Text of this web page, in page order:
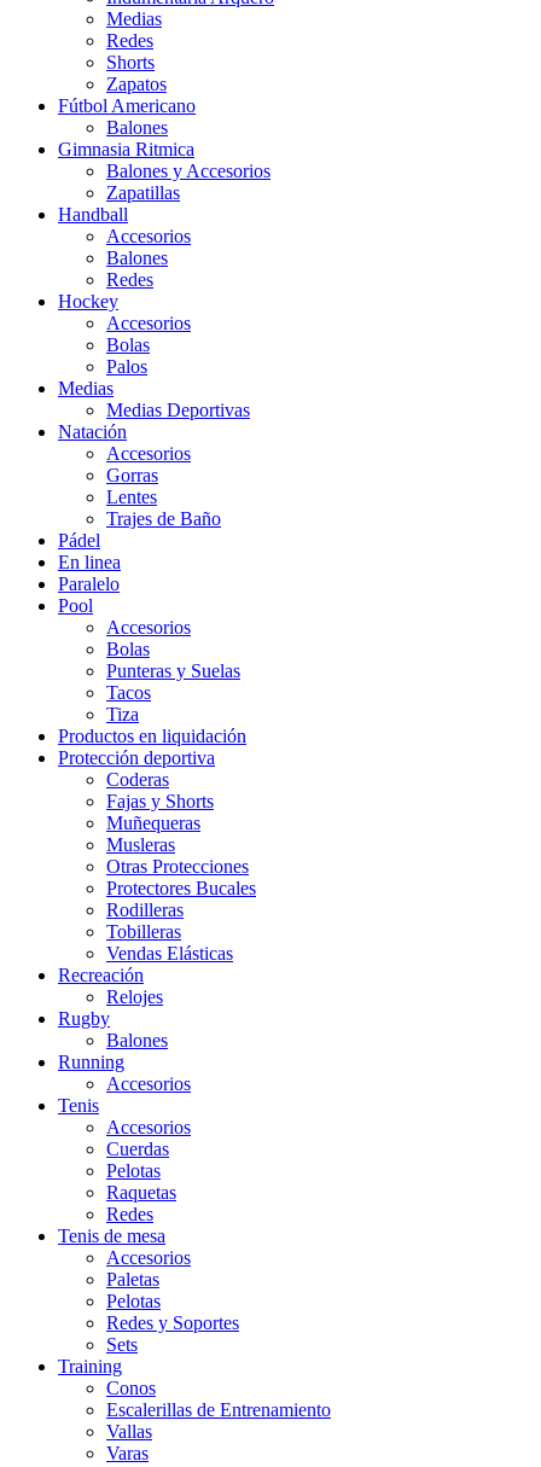
Medias
Redes
Shorts
Zapatos
Fútbol Americano
Balones
Gimnasia Ritmica
Balones y Accesorios
Zapatillas
Handball
Accesorios
Balones
Redes
Hockey
Accesorios
Bolas
Palos
Medias
Medias Deportivas
Natación
Accesorios
Gorras
Lentes
Trajes de Baño
Pádel
En linea
Paralelo
Pool
Accesorios
Bolas
Punteras y Suelas
Tacos
Tiza
Productos en liquidación
Protección deportiva
Coderas
Fajas y Shorts
Muñequeras
Musleras
Otras Protecciones
Protectores Bucales
Rodilleras
Tobilleras
Vendas Elásticas
Recreación
Relojes
Rugby
Balones
Running
Accesorios
Tenis
Accesorios
Cuerdas
Pelotas
Raquetas
Redes
Tenis de mesa
Accesorios
Paletas
Pelotas
Redes y Soportes
Sets
Training
Conos
Escalerillas de Entrenamiento
Vallas
Varas